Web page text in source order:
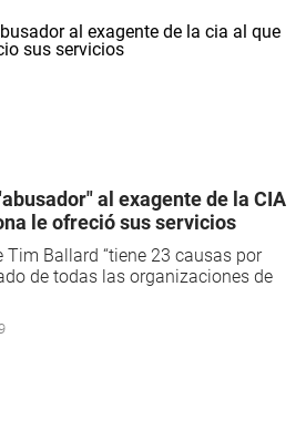
al exagente de la CIA
le ofreció sus servicios
Tim Ballard “tiene 23 causas por
de todas las organizaciones de